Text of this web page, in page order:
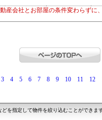
会社とお部屋の条件変わらずに
3 4 5 6 7 8 9 10 11 12
を指定して物件を絞り込むことができます